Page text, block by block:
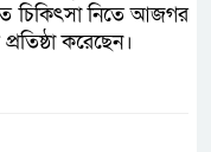
চিকিৎসা নিতে আজগর
করেছেন।